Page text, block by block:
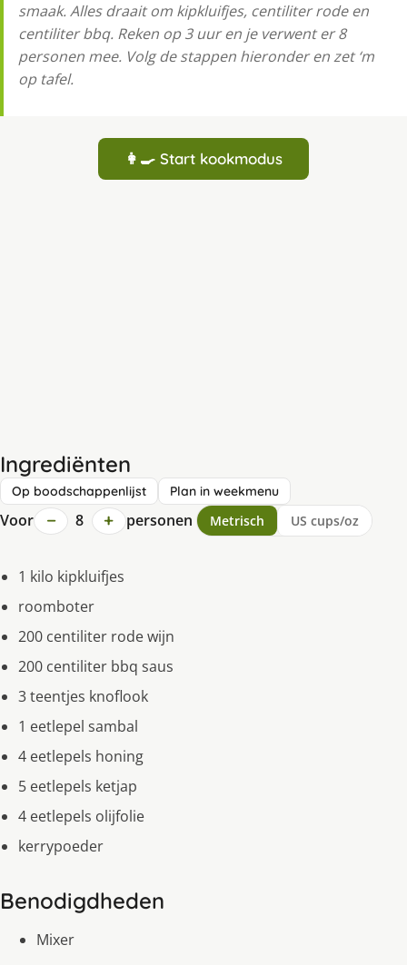
smaak. Alles draait om kipkluifjes, centiliter rode en
centiliter bbq. Reken op 3 uur en je verwent er 8
personen mee. Volg de stappen hieronder en zet ‘m
op tafel.
👩‍🍳 Start kookmodus
Ingrediënten
Op boodschappenlijst Plan in weekmenu
Voor − 8 + personen Metrisch US cups/oz
1 kilo kipkluifjes
roomboter
200 centiliter rode wijn
200 centiliter bbq saus
3 teentjes knoflook
1 eetlepel sambal
4 eetlepels honing
5 eetlepels ketjap
4 eetlepels olijfolie
kerrypoeder
Benodigdheden
Mixer